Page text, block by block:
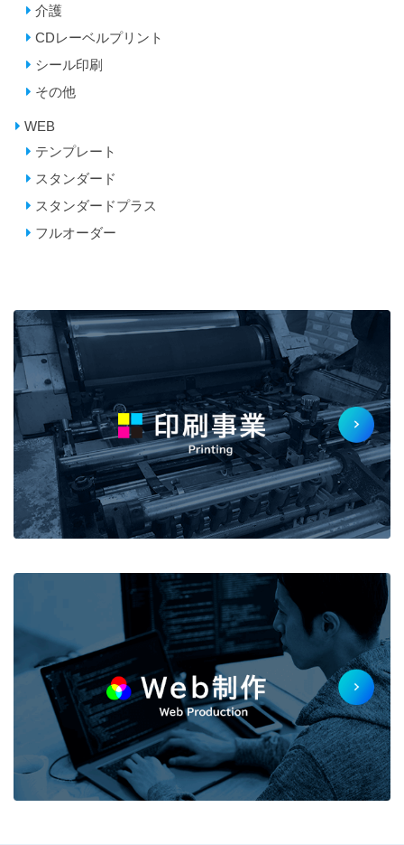
介護
CDレーベルプリント
シール印刷
その他
WEB
テンプレート
スタンダード
スタンダードプラス
フルオーダー